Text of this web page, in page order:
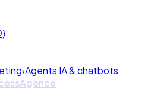
›Agents IA & chatbots
Agence